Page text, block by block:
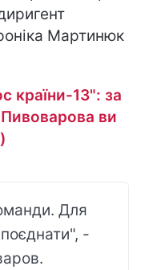
Мартинюк
країни-13": за
ви
Для
-